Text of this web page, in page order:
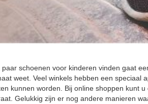
paar schoenen voor kinderen vinden gaat
weet. Veel winkels hebben een speciaal
kunnen worden. Bij online shoppen kunt
Gelukkig zijn er nog andere manieren